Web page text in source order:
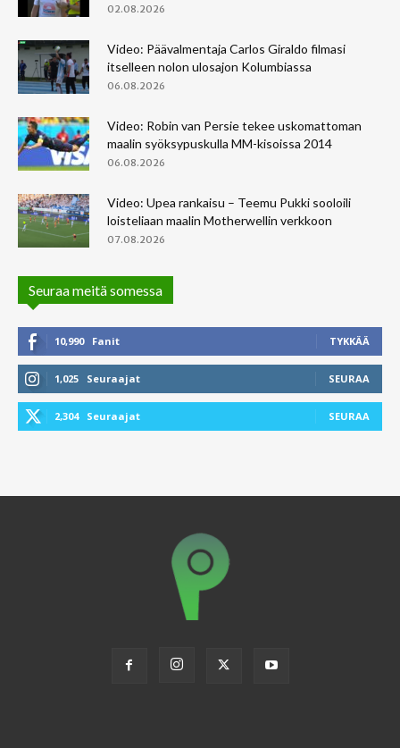
02.08.2026
Video: Päävalmentaja Carlos Giraldo filmasi
itselleen nolon ulosajon Kolumbiassa
06.08.2026
Video: Robin van Persie tekee uskomattoman
maalin syöksypuskulla MM-kisoissa 2014
06.08.2026
Video: Upea rankaisu – Teemu Pukki sooloili
loisteliaan maalin Motherwellin verkkoon
07.08.2026
Seuraa meitä somessa
10,990 Fanit TYKKÄÄ
1,025 Seuraajat SEURAA
2,304 Seuraajat SEURAA